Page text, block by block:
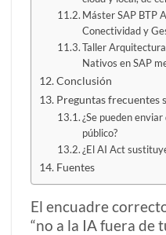
Máster SAP BTP
Conectividad y
Taller
Nativos en SAP
Conclusión
Preguntas frecuentes
¿Se pueden
público?
¿El AI Act
Fuentes
El encuadre
“no a la IA fuera de